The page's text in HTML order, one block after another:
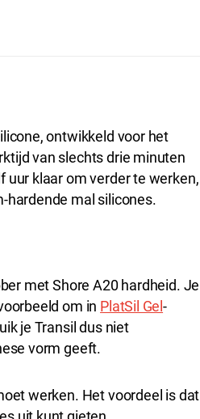
ontwikkeld voor het
van slechts drie minuten
uur klaar om verder te werken,
hardende mal silicones.
met Shore A20 hardheid. Je
om in PlatSil Gel-
je Transil dus niet
vorm geeft.
werken. Het voordeel is dat